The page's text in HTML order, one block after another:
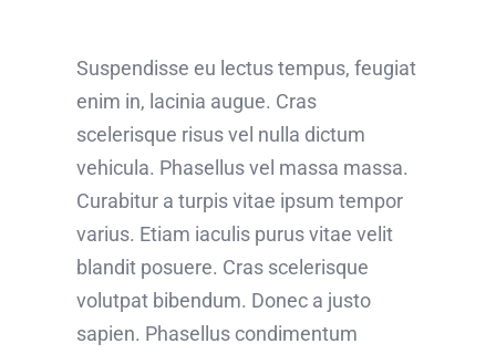
Suspendisse eu lectus tempus, feugiat
enim in, lacinia augue. Cras
scelerisque risus vel nulla dictum
vehicula. Phasellus vel massa massa.
Curabitur a turpis vitae ipsum tempor
varius. Etiam iaculis purus vitae velit
blandit posuere. Cras scelerisque
volutpat bibendum. Donec a justo
sapien. Phasellus condimentum